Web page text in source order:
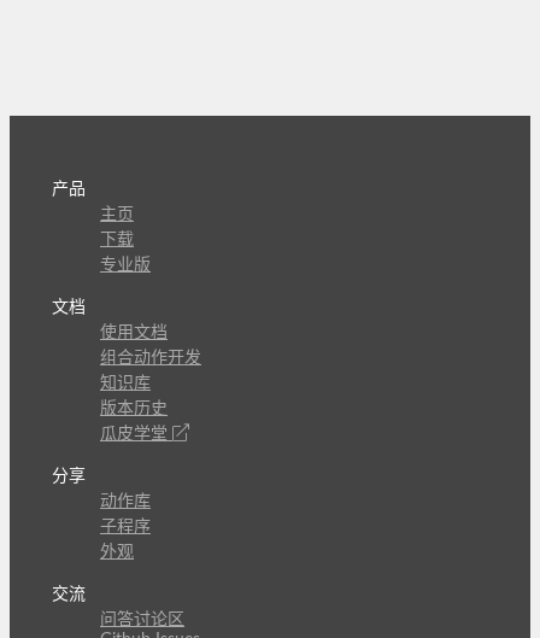
产品
主页
下载
专业版
文档
使用文档
组合动作开发
知识库
版本历史
瓜皮学堂
分享
动作库
子程序
外观
交流
问答讨论区